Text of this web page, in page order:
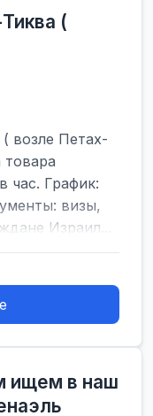
(
возле Петах-
товара
час. График:
визы,
Израил...
ищем в наш